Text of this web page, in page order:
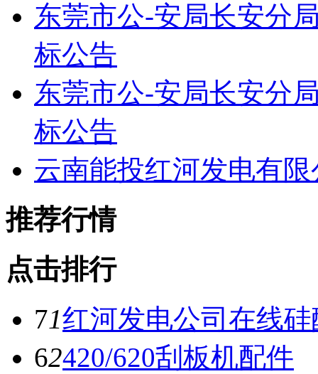
东莞市公-安局长安分
标公告
东莞市公-安局长安分
标公告
云南能投红河发电有
推荐行情
点击排行
71红河发电公司在线
62420/620刮板机配件